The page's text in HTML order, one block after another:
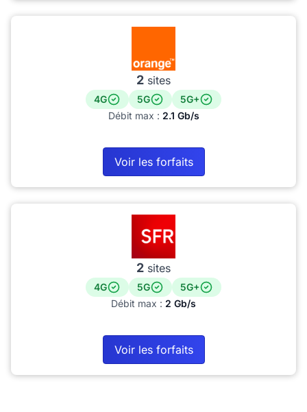
2 sites
4G 5G
5G+
Débit max : 2.1 Gb/s
Voir les forfaits
2 sites
4G 5G
5G+
Débit max : 2 Gb/s
Voir les forfaits